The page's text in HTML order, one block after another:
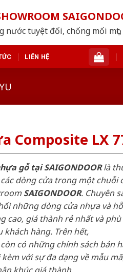
nước tuyệt đối, chống mối
LIÊN HỆ
Composite LX
gỗ tại SAIGONDOORlà
dòng cửa trong một chuỗi
SAIGONDOOR. Chuyên
những dòng cửa nhựa và
cao, giá thành rẻ nhất và
khách hàng. Trên hết,
có những chính sách bán
kèm với sự đa dạng về mẫu